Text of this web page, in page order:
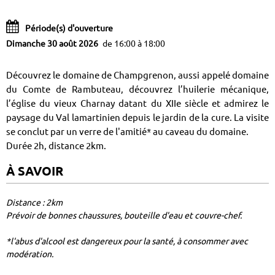
Période(s) d'ouverture
Dimanche 30 août 2026 de 16:00 à 18:00
Découvrez le domaine de Champgrenon, aussi appelé domaine
du Comte de Rambuteau, découvrez l’huilerie mécanique,
l’église du vieux Charnay datant du XIIe siècle et admirez le
paysage du Val lamartinien depuis le jardin de la cure. La visite
se conclut par un verre de l'amitié* au caveau du domaine.
Durée 2h, distance 2km.
À SAVOIR
Distance : 2km
Prévoir de bonnes chaussures, bouteille d'eau et couvre-chef.
*l'abus d'alcool est dangereux pour la santé, à consommer avec
modération.